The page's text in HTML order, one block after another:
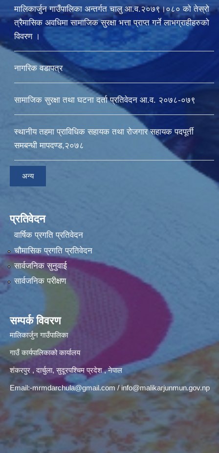
मालिकार्जुन गाउँपालिका अन्तर्गत चालु आ‍.व.२०७९।०८० को तेस्रो
त्रैमासिक अवधिमा सामाजिक सुरक्षा भत्ता प्राप्त गर्ने लाभग्राहीहरुको
विवरण ।
नागरिक वडापत्र
सामाजिक सुरक्षा तथा घटना दर्ता प्रतिवेदन आ.व. २०७८-०७९
स्थानीय तहमा प्राविधिक सहायक तथा रोजगार सहायक पदपूर्ती
समबन्धी मापदण्ड,२०७८
अन्य
प्रतिवेदन
वार्षिक प्रगति प्रतिवेदन
चौमासिक प्रगति प्रतिवेदन
सार्वजनिक सुनुवाई
सार्वजनिक परीक्षण
सम्पर्क विवरण
मालिकार्जुन गाउँपालिका
गाउँ कार्यपालिकाको कार्यालय
शंकरपुर , दार्चुला, सुदूरपश्चिम प्रदेश , नेपाल
Email:-mrmdarchula@gmail.com /info@malikarjunmun.gov.np